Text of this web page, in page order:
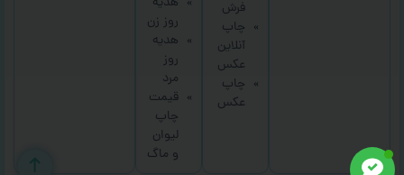
فرش
چاپ
آنلاین
عکس
چاپ
عکس
روز زن
هدیه
روز
مرد
قیمت
چاپ
لیوان
و ماگ